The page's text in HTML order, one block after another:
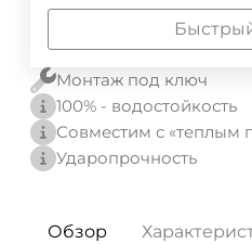
Монтаж под ключ
100% - водостойкость
Совместим с «теплым
Ударопрочность
Обзор